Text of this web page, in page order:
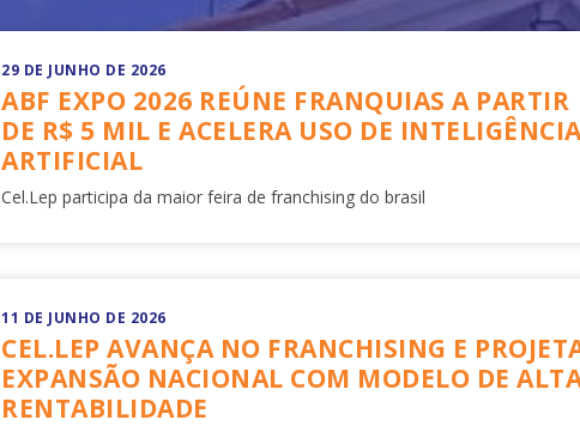
29 DE JUNHO DE 2026
ABF EXPO 2026 REÚNE FRANQUIAS A PARTIR
DE R$ 5 MIL E ACELERA USO DE
ARTIFICIAL
Cel.Lep participa da maior feira de franchising do brasil
11 DE JUNHO DE 2026
CEL.LEP AVANÇA NO FRANCHISING E
EXPANSÃO NACIONAL COM MODELO DE
RENTABILIDADE